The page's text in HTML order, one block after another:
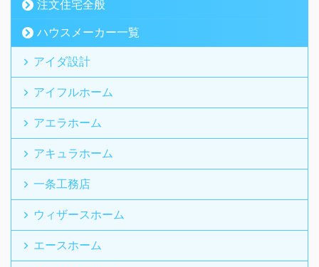
注文住宅全般
ハウスメーカー一覧
アイダ設計
アイフルホーム
アエラホーム
アキュラホーム
一条工務店
ウィザースホーム
エースホーム